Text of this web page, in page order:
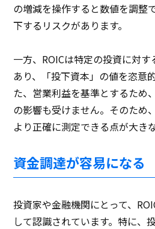
の増減を操作すると数値を調整
下するリスクがあります。
一方、ROICは特定の投資に対
あり、「投下資本」の値を恣意
た、営業利益を基準とするため
の影響も受けません。そのため
より正確に測定できる点が大き
資金調達が容易になる
投資家や金融機関にとって、
して認識されています。特に、